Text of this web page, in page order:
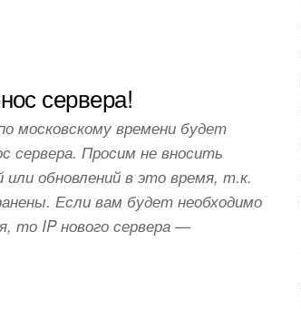
сервера!
московскому времени будет
сервера. Просим не вносить
или обновлений в это время, т.к.
Если вам будет необходимо
то IP нового сервера —